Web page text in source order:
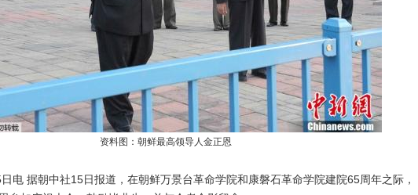
资料图：朝鲜最高领导人金正恩
据朝中社15日报道，在朝鲜万景台革命学院和康磐石革命学院建院65周年之际，